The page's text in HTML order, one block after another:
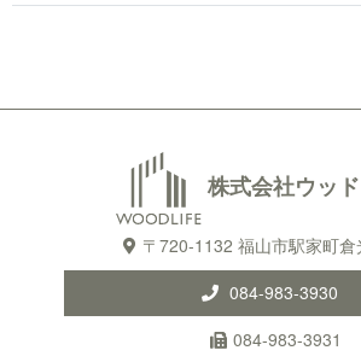
株式会社ウッ
〒720-1132 福山市駅家町
084-983-3930
084-983-3931